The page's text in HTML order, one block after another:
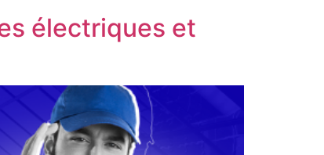
électriques et